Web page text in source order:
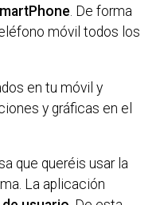
. De forma
móvil todos los
en tu móvil y
y gráficas en el
que queréis usar la
La aplicación